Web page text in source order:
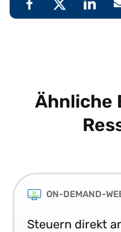
Ähnliche
ON-DEMAND-
Steuern direkt